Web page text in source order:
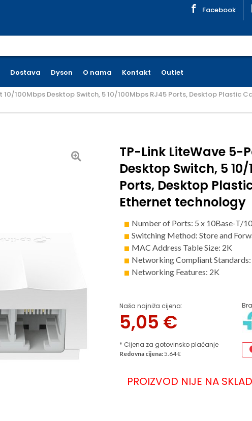
Facebook
Dostava Dyson O nama Kontakt Outlet
10/100Mbps Desktop Switch, 5 10/100Mbps RJ45 Ports, Desktop Plastic
TP-Link LiteWave 5-
Desktop Switch, 5
Ports, Desktop
Ethernet technology
Number of Ports: 5 x 10Base-T/
Switching Method: Store and
MAC Address Table Size: 2K
Networking Compliant Standards:
Networking Features: 2K
Naša najniža cijena:
5,05 €
* Cijena za gotovinsko plaćanje
Redovna cijena:5.64 €
PROIZVOD NIJE NA